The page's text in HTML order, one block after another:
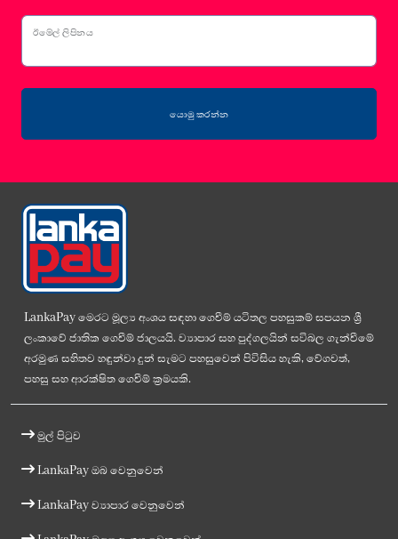
ඊමේල් ලිපිනය
යොමු කරන්න
LankaPay මෙරට මූල්‍ය අංශය සඳහා ගෙවීම් යටිතල පහසුකම් සපයන ශ්‍රී
ලංකාවේ ජාතික ගෙවීම් ජාලයයි. ව්‍යාපාර සහ පුද්ගලයින් සවිබල ගැන්වීමේ
අරමුණ සහිතව හඳුන්වා දුන් සැමට පහසුවෙන් පිවිසිය හැකි, වේගවත්,
පහසු සහ ආරක්ෂිත ගෙවීම් ක්‍රමයකි.
මුල් පිටුව
LankaPay ඔබ වෙනුවෙන්
LankaPay ව්‍යාපාර වෙනුවෙන්